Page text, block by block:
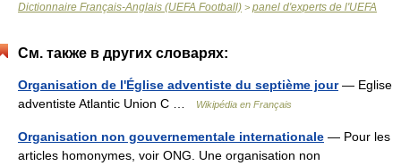
Dictionnaire Français-Anglais (UEFA Football) > panel d'experts de l'UEFA
См. также в других словарях:
Organisation de l'Église adventiste du septième jour— Eglise
adventiste Atlantic Union C …
Wikipédia en Français
Organisation non gouvernementale internationale — Pour les
articles homonymes, voir ONG. Une organisation non